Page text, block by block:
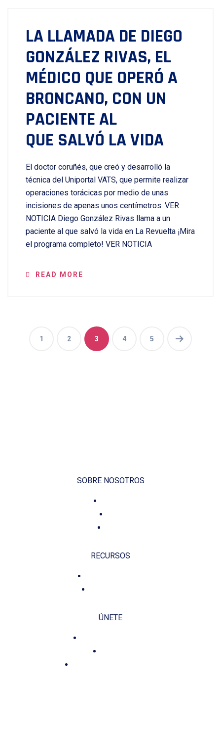
LA LLAMADA DE DIEGO
GONZÁLEZ RIVAS, EL
MÉDICO QUE OPERÓ A
BRONCANO, CON UN
PACIENTE AL
QUE SALVÓ LA VIDA
El doctor coruñés, que creó y desarrolló la
técnica del Uniportal VATS, que permite realizar
operaciones torácicas por medio de unas
incisiones de apenas unos centímetros. VER
NOTICIA Diego González Rivas llama a un
paciente al que salvó la vida en La Revuelta ¡Mira
el programa completo! VER NOTICIA
READ MORE
1 2 3 4 5
SOBRE NOSOTROS
RECURSOS
ÚNETE